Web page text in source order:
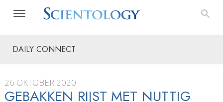
DAILY CONNECT
26 OKTOBER 2020
GEBAKKEN RIJST MET NUTTIG